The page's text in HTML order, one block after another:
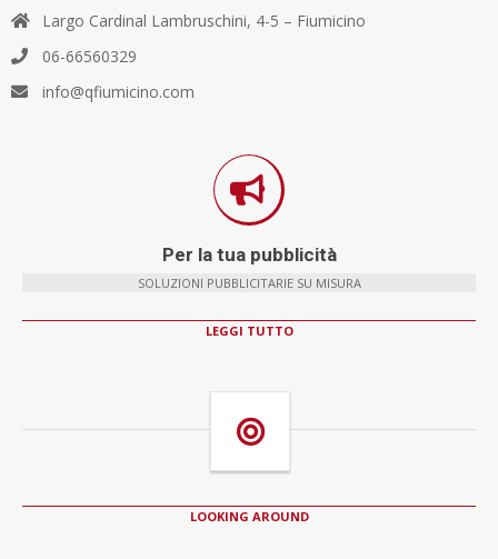
Largo Cardinal Lambruschini, 4-5 – Fiumicino
06-66560329
info@qfiumicino.com
Per la tua pubblicità
SOLUZIONI PUBBLICITARIE SU MISURA
LEGGI TUTTO
LOOKING AROUND